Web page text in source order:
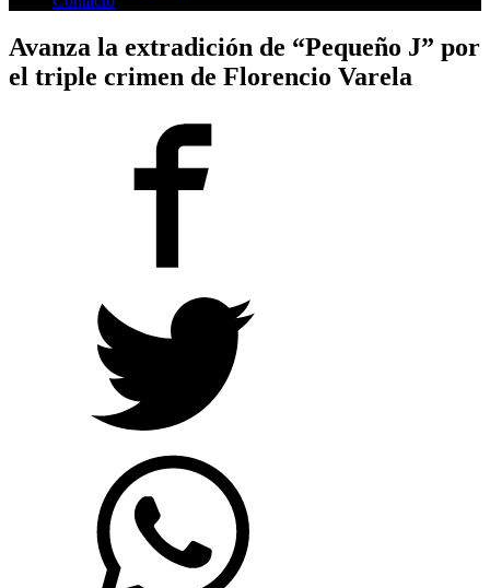
Avanza la extradición de “Pequeño J” por
el triple crimen de Florencio Varela